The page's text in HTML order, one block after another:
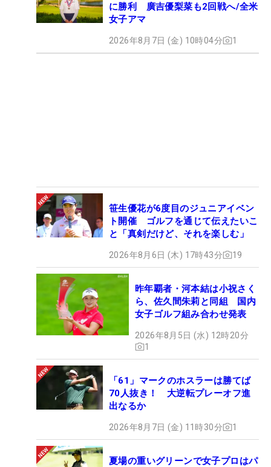
に勝利 廣吉優梨菜も2回戦へ/全米
女子アマ
2026年8月7日 (金) 10時04分 1
笹生優花が6度目のジュニアイベン
ト開催 ゴルフを通じて伝えたいこ
と「真剣だけど、それを楽しむ」
2026年8月6日 (木) 17時43分 19
昨年覇者・河本結は小祝さく
ら、佐久間朱莉と同組 国内
女子ゴルフ組み合わせ発表
2026年8月5日 (水) 12時20分
1
「61」マークのホスラーは勝てば
70人抜き！ 大逆転プレーオフ進
出なるか
2026年8月7日 (金) 11時30分 1
夏場の重いグリーンで女子プロはパ